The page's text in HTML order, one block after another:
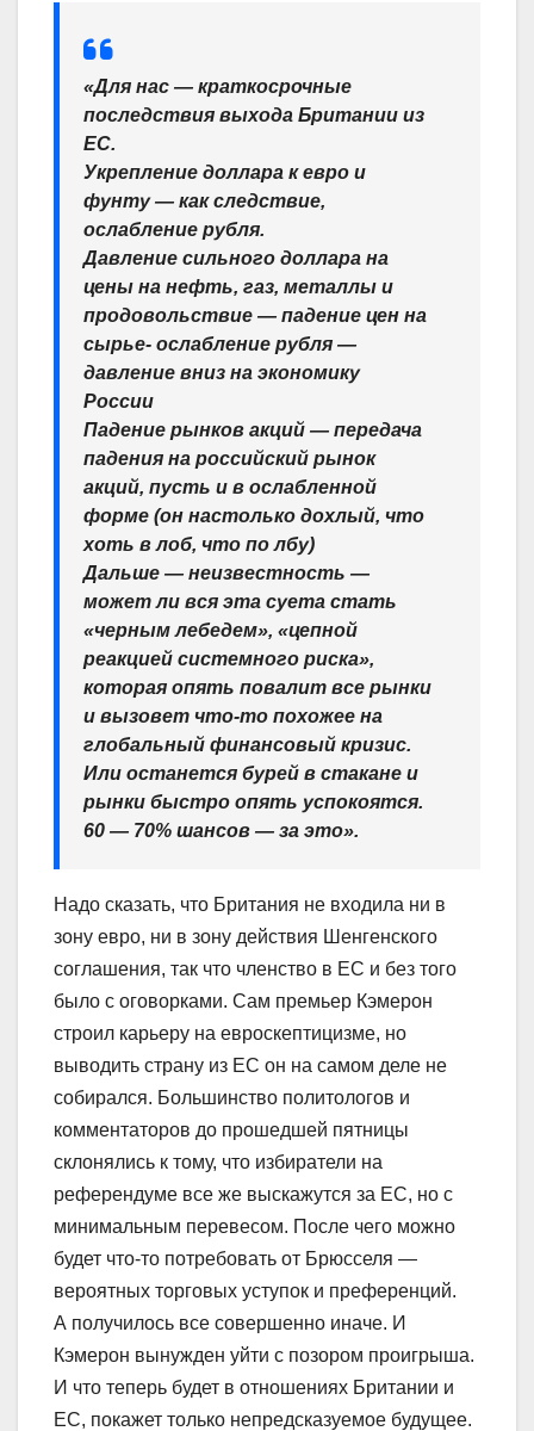
«Для нас — краткосрочные
последствия выхода Британии из
ЕС.
Укрепление доллара к евро и
фунту — как следствие,
ослабление рубля.
Давление сильного доллара на
цены на нефть, газ, металлы и
продовольствие — падение цен на
сырье- ослабление рубля —
давление вниз на экономику
России
Падение рынков акций — передача
падения на российский рынок
акций, пусть и в ослабленной
форме (он настолько дохлый, что
хоть в лоб, что по лбу)
Дальше — неизвестность —
может ли вся эта суета стать
«черным лебедем», «цепной
реакцией системного риска»,
которая опять повалит все рынки
и вызовет что-то похожее на
глобальный финансовый кризис.
Или останется бурей в стакане и
рынки быстро опять успокоятся.
60 — 70% шансов — за это».
Надо сказать, что Британия не входила ни в
зону евро, ни в зону действия Шенгенского
соглашения, так что членство в ЕС и без того
было с оговорками. Сам премьер Кэмерон
строил карьеру на евроскептицизме, но
выводить страну из ЕС он на самом деле не
собирался. Большинство политологов и
комментаторов до прошедшей пятницы
склонялись к тому, что избиратели на
референдуме все же выскажутся за ЕС, но с
минимальным перевесом. После чего можно
будет что-то потребовать от Брюсселя —
вероятных торговых уступок и преференций.
А получилось все совершенно иначе. И
Кэмерон вынужден уйти с позором проигрыша.
И что теперь будет в отношениях Британии и
ЕС, покажет только непредсказуемое будущее.